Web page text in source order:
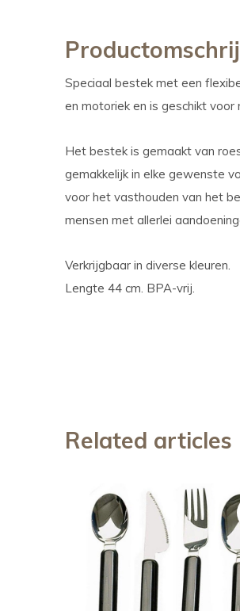
Speciaal bestek met een
en motoriek en is geschikt voor
Het bestek is gemaakt van
gemakkelijk in elke gewenste
voor het vasthouden van het
mensen met allerlei
Verkrijgbaar in diverse kleuren.
Lengte 44 cm. BPA-vrij.
Related articles